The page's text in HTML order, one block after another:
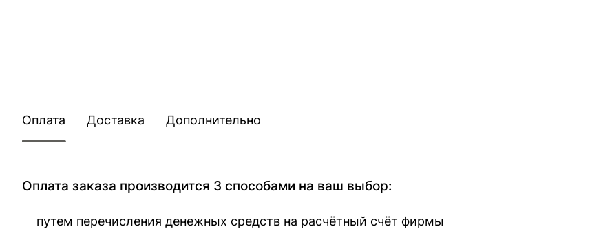
Оплата Доставка Дополнительно
Оплата заказа производится 3 способами на ваш выбор:
путем перечисления денежных средств на расчётный счёт фирмы